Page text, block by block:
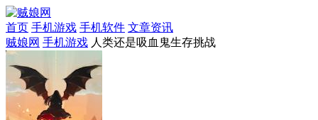
首页 手机游戏 手机软件 文章资讯
贼娘网 手机游戏 人类还是吸血鬼生存挑战